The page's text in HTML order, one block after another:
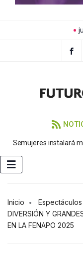
Semujeres instalará
Inicio
Espectáculos
DIVERSIÓN Y
EN LA FENAPO 2025